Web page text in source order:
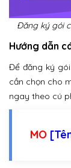
Đăng ký gói
Hướng dẫn
Để đăng ký
cần chọn cho
ngay theo cú
MO